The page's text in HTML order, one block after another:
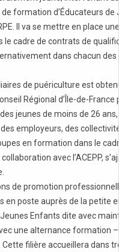
formation d’Éducateurs de
Il va se mettre en place
le cadre de contrats de
dans chacun des
de puériculture est
Régional d’Île-de-France
jeunes de moins de 26
employeurs, des
en formation dans le
avec l’ACEPP,
de promotion
en poste auprès de la petite
Enfants dite avec
une alternance formation
Cette filière accueillera dans